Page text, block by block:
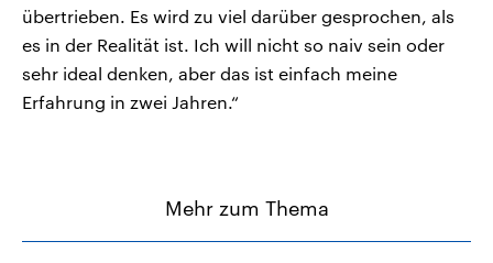
übertrieben. Es wird zu viel darüber gesprochen, als
es in der Realität ist. Ich will nicht so naiv sein oder
sehr ideal denken, aber das ist einfach meine
Erfahrung in zwei Jahren.“
Mehr zum Thema